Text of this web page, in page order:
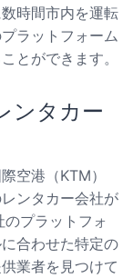
時間市内を運転
ラットフォーム
とができます。
ンタカー
空港（KTM）
ンタカー会社が
プラットフォ
合わせた特定の
業者を見つけて